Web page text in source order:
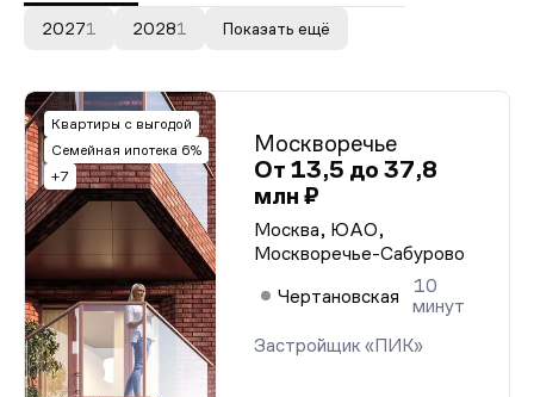
20271 20281 Показать ещё
Квартиры с выгодой
Семейная ипотека 6%
+7
Москворечье
От 13,5 до 37,8
млн ₽
Москва, ЮАО,
Москворечье-Сабурово
Чертановская
10
минут
Застройщик «ПИК»